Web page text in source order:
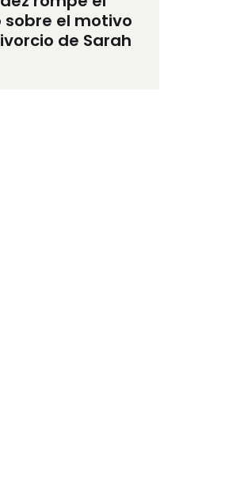
sobre el motivo
de Sarah